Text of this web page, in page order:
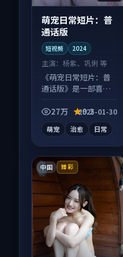
萌宠日常短片：普
通话版
短视频 2024
主演： 杨紫、巩俐 等
《萌宠日常短片：普
通话版》是一部喜剧
物成长为内核，情感
27万 9.2
2025-01-30
萌宠 治愈 日常
中国 臻彩